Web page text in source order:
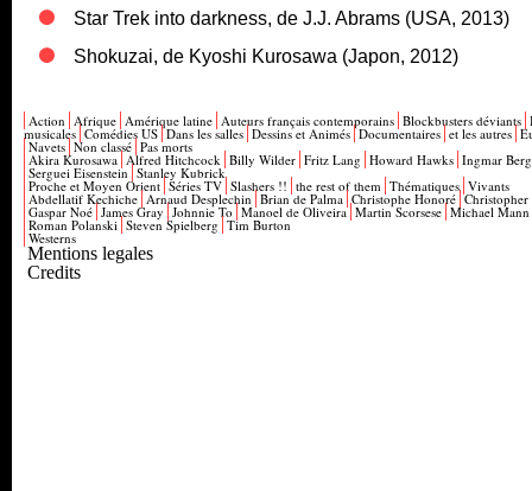
Star Trek into darkness, de J.J. Abrams (USA, 2013)
Shokuzai, de Kyoshi Kurosawa (Japon, 2012)
Action Afrique Amérique latine Auteurs français contemporains Blockbusters déviants
musicales Comédies US Dans les salles Dessins et Animés Documentaires et les autres
Navets Non classé Pas morts
Akira Kurosawa Alfred Hitchcock Billy Wilder Fritz Lang Howard Hawks Ingmar
Serguei Eisenstein Stanley Kubrick
Proche et Moyen Orient Séries TV Slashers !! the rest of them Thématiques Vivants
Abdellatif Kechiche Arnaud Desplechin Brian de Palma Christophe Honoré
Gaspar Noé James Gray Johnnie To Manoel de Oliveira Martin Scorsese Michael Mann
Roman Polanski Steven Spielberg Tim Burton
Westerns
Mentions legales
Credits